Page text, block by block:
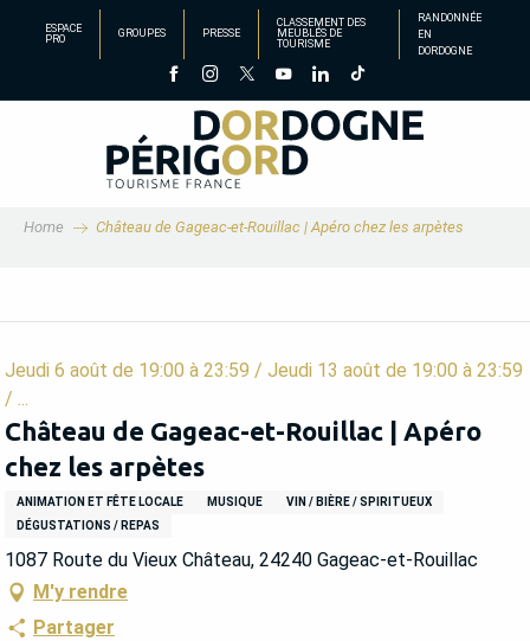
principal
ESPACE
PRO
GROUPES PRESSE
CLASSEMENT DES
MEUBLÉS DE
TOURISME
RANDONNÉE
EN
DORDOGNE
Home Château de Gageac-et-Rouillac | Apéro chez les arpètes
Jeudi 6 août de 19:00 à 23:59 / Jeudi 13 août de 19:00 à 23:59
/ ...
Château de Gageac-et-Rouillac | Apéro
chez les arpètes
ANIMATION ET FÊTE LOCALE MUSIQUE
VIN / BIÈRE / SPIRITUEUX
DÉGUSTATIONS / REPAS
1087 Route du Vieux Château, 24240 Gageac-et-Rouillac
M'y rendre
Partager